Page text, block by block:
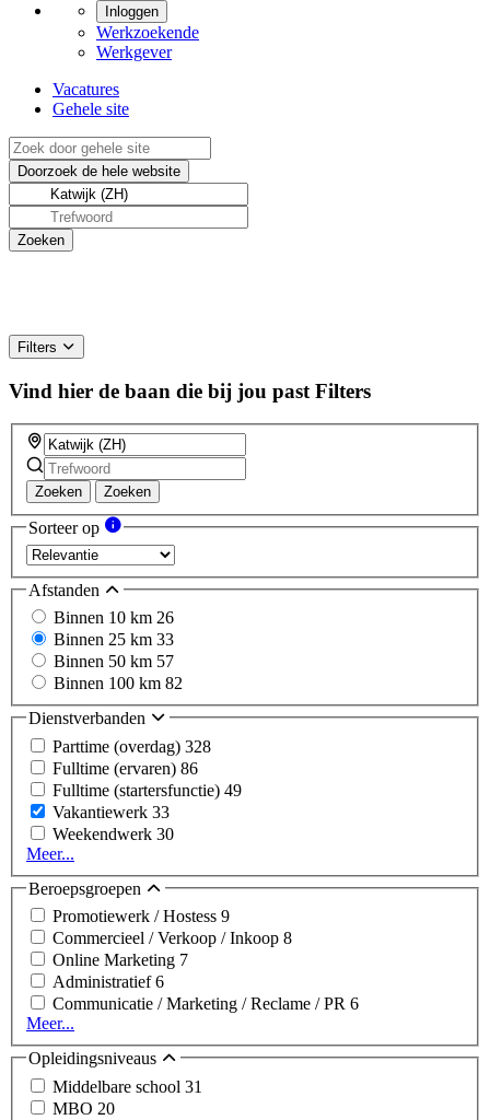
Inloggen
Werkzoekende
Werkgever
Vacatures
Gehele site
Filters
Vind hier de baan die bij jou past Filters
Zoeken Zoeken
Sorteer op
Afstanden
Binnen 10 km 26
Binnen 25 km 33
Binnen 50 km 57
Binnen 100 km 82
Dienstverbanden
Parttime (overdag) 328
Fulltime (ervaren) 86
Fulltime (startersfunctie) 49
Vakantiewerk 33
Weekendwerk 30
Meer...
Beroepsgroepen
Promotiewerk / Hostess 9
Commercieel / Verkoop / Inkoop 8
Online Marketing 7
Administratief6
Communicatie / Marketing / Reclame / PR 6
Meer...
Opleidingsniveaus
Middelbare school 31
MBO 20